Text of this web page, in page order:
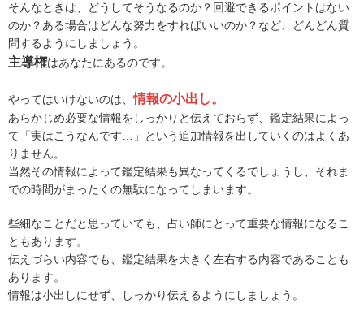
そんなときは、どうしてそうなるのか？回避できるポイントはない
のか？ある場合はどんな努力をすればいいのか？など、どんどん質
問するようにしましょう。
主導権はあなたにあるのです。
やってはいけないのは、情報の小出し。
あらかじめ必要な情報をしっかりと伝えておらず、鑑定結果によっ
て「実はこうなんです…」という追加情報を出していくのはよくあ
りません。
当然その情報によって鑑定結果も異なってくるでしょうし、それま
での時間がまったくの無駄になってしまいます。
些細なことだと思っていても、占い師にとって重要な情報になるこ
ともあります。
伝えづらい内容でも、鑑定結果を大きく左右する内容であることも
あります。
情報は小出しにせず、しっかり伝えるようにしましょう。